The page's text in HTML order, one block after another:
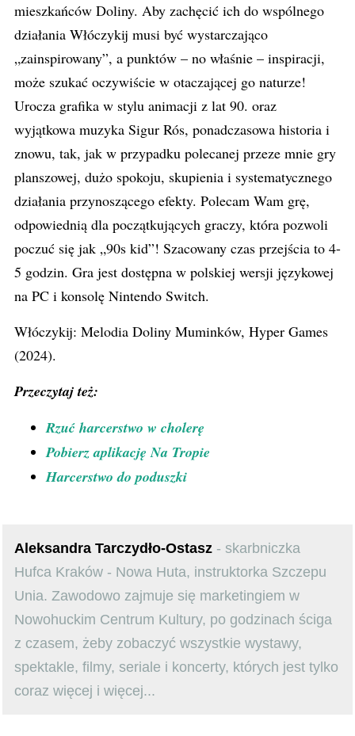
mieszkańców Doliny. Aby zachęcić ich do wspólnego
działania Włóczykij musi być wystarczająco
„zainspirowany”, a punktów – no właśnie – inspiracji,
może szukać oczywiście w otaczającej go naturze!
Urocza grafika w stylu animacji z lat 90. oraz
wyjątkowa muzyka Sigur Rós, ponadczasowa historia i
znowu, tak, jak w przypadku polecanej przeze mnie gry
planszowej, dużo spokoju, skupienia i systematycznego
działania przynoszącego efekty. Polecam Wam grę,
odpowiednią dla początkujących graczy, która pozwoli
poczuć się jak „90s kid”! Szacowany czas przejścia to 4-
5 godzin. Gra jest dostępna w polskiej wersji językowej
na PC i konsolę Nintendo Switch.
Włóczykij: Melodia Doliny Muminków, Hyper Games
(2024).
Przeczytaj też:
Rzuć harcerstwo w cholerę
Pobierz aplikację Na Tropie
Harcerstwo do poduszki
Aleksandra Tarczydło-Ostasz - skarbniczka
Hufca Kraków - Nowa Huta, instruktorka Szczepu
Unia. Zawodowo zajmuje się marketingiem w
Nowohuckim Centrum Kultury, po godzinach ściga
z czasem, żeby zobaczyć wszystkie wystawy,
spektakle, filmy, seriale i koncerty, których jest tylko
coraz więcej i więcej...